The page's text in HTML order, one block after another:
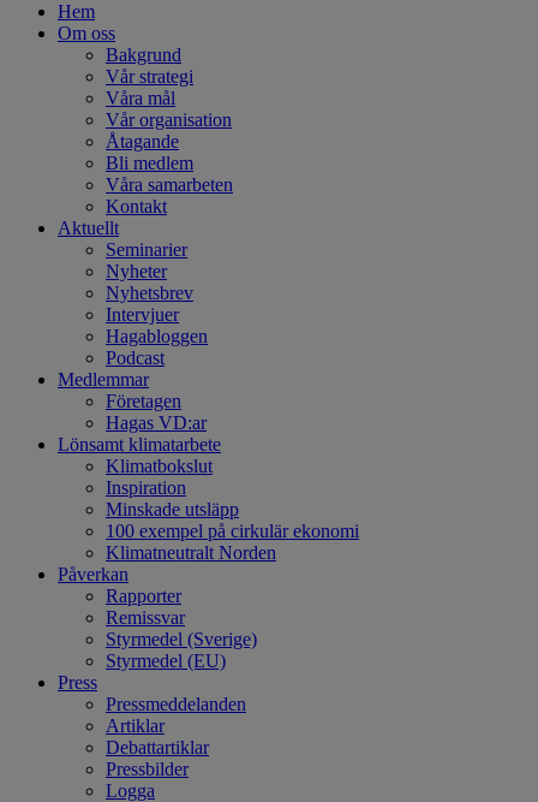
Hem
Om oss
Bakgrund
Vår strategi
Våra mål
Vår organisation
Åtagande
Bli medlem
Våra samarbeten
Kontakt
Aktuellt
Seminarier
Nyheter
Nyhetsbrev
Intervjuer
Hagabloggen
Podcast
Medlemmar
Företagen
Hagas VD:ar
Lönsamt klimatarbete
Klimatbokslut
Inspiration
Minskade utsläpp
100 exempel på cirkulär ekonomi
Klimatneutralt Norden
Påverkan
Rapporter
Remissvar
Styrmedel (Sverige)
Styrmedel (EU)
Press
Pressmeddelanden
Artiklar
Debattartiklar
Pressbilder
Logga